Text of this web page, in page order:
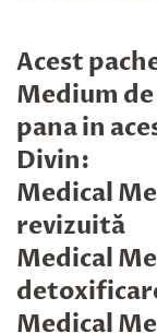
Acest
Medium
pana in
Divin:
Medical
revizuită
Medical
Medical